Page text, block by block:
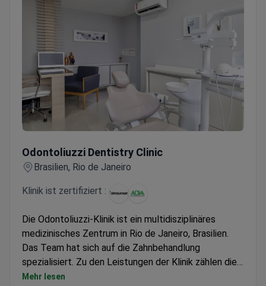
Bestbewertete Klinik für Gesichtskonturierung
Odontoliuzzi Dentistry Clinic
Brasilien, Rio de Janeiro
Die Odontoliuzzi-Klinik ist ein multidisziplinäres
medizinisches Zentrum in Rio de Janeiro, Brasilien.
Das Team hat sich auf die Zahnbehandlung
spezialisiert. Zu den Leistungen der Klinik zählen die